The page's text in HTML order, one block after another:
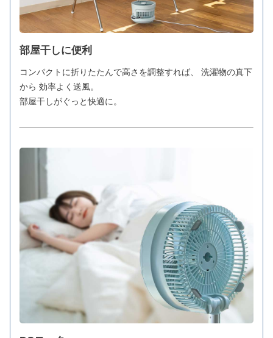
部屋干しに便利
コンパクトに折りたたんで高さを調整すれば、 洗濯物の真下
から 効率よく送風。
部屋干しがぐっと快適に。